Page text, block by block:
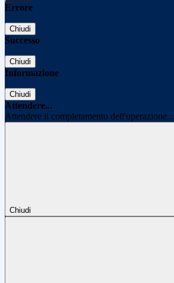
Errore
Chiudi
Successo
Chiudi
Informazione
Chiudi
Attendere...
Attendere il completamento dell'operazione...
Chiudi